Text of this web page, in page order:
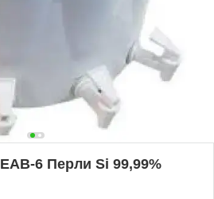
6 Перли Si 99,99%